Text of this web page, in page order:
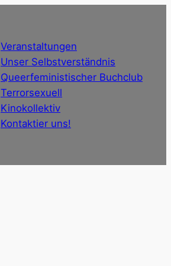
Veranstaltungen
Unser Selbstverständnis
Queerfeministischer Buchclub
Terrorsexuell
Kinokollektiv
Kontaktier uns!